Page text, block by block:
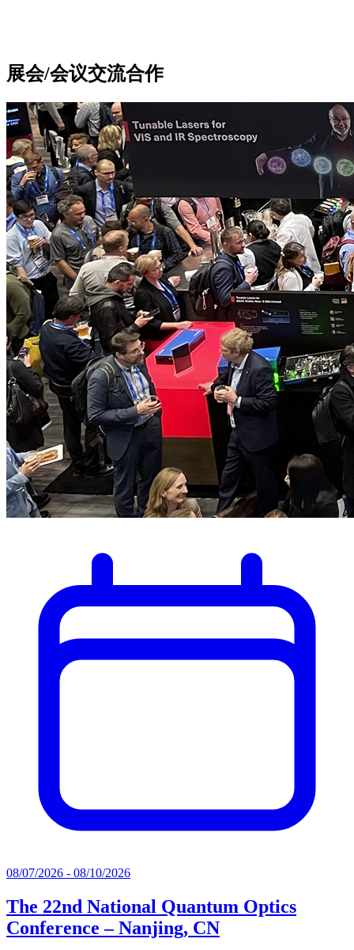
展会/会议交流合作
08/07/2026 - 08/10/2026
The 22nd National Quantum Optics
Conference – Nanjing, CN